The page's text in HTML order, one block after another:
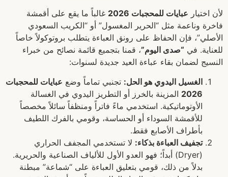
لأن اختيار عبايات للمحجبات 2026
غالباً ما يقع على أقمشة
فاخرة وناعمة مثل “الحرير المغسول” أو “الكريب السعودي
الأصلي”، فإن الحفاظ على رونق العباءة يتطلب بروتوكولاً خاصاً
للعناية. في “صدى اليوم”، قمنا بتجميع قائمة نصائح من خبراء
النسيج لضمان بقاء عباءة العيد جديدة لسنوات:
الغسيل اليدوي هو الحل: تجنبي تماماً وضع عبايات للمحجبات
2026 المزينة بالخرز أو التطريز اليدوي في الغسالة
الأوتوماتيكية. استخدمي ماءً فاتراً ومنظفاً سائلاً مخصصاً
للأقمشة السوداء أو الحساسة، وقومي بالفرك اللطيف
بأطراف الأصابع فقط.
تجفيف العباءة بذكاء: لا تستخدمي المجفف الحراري
(Dryer) أبداً؛ فهو العدو الأول للألياف الصناعية والحريرية.
بدلاً من ذلك، قومي بتعليق العباءة على “شماعة” مبطنة